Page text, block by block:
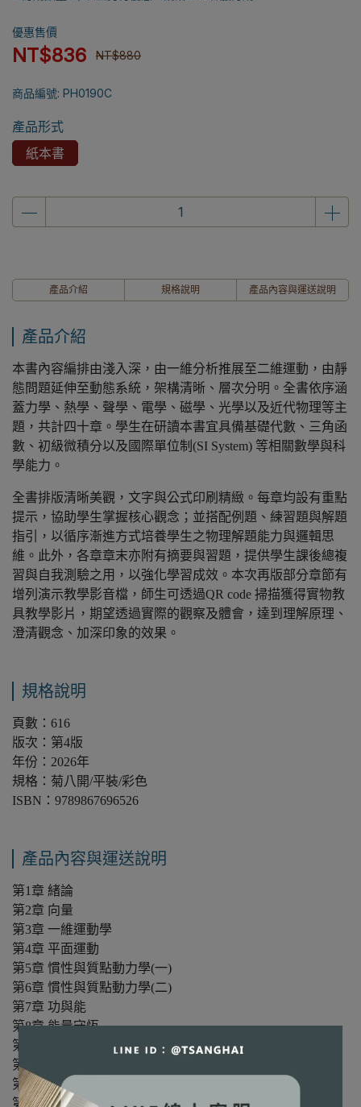
優惠售價
NT$836 NT$880
商品編號: PH0190C
產品形式
紙本書
產品介紹 規格說明 產品內容與運送說明
產品介紹
本書內容編排由淺入深，由一維分析推展至二維運動，由靜
態問題延伸至動態系統，架構清晰、層次分明。全書依序涵
蓋力學、熱學、聲學、電學、磁學、光學以及近代物理等主
題，共計四十章。學生在研讀本書宜具備基礎代數、三角函
數、初級微積分以及國際單位制(SI System) 等相關數學與科
學能力。
全書排版清晰美觀，文字與公式印刷精緻。每章均設有重點
提示，協助學生掌握核心觀念；並搭配例題、練習題與解題
指引，以循序漸進方式培養學生之物理解題能力與邏輯思
維。此外，各章章末亦附有摘要與習題，提供學生課後總複
習與自我測驗之用，以強化學習成效。本次再版部分章節有
增列演示教學影音檔，師生可透過QR code 掃描獲得實物教
具教學影片，期望透過實際的觀察及體會，達到理解原理、
澄清觀念、加深印象的效果。
規格說明
頁數：616
版次：第4版
年份：2026年
規格：菊八開/平裝/彩色
ISBN：9789867696526
產品內容與運送說明
第1章 緒論
第2章 向量
第3章 一維運動學
第4章 平面運動
第5章 慣性與質點動力學(一)
第6章 慣性與質點動力學(二)
第7章 功與能
第8章 能量守恆
第9章 線動量
第10章 質點系
第11章 剛體的定軸轉動
第12章 角動量與靜力平衡